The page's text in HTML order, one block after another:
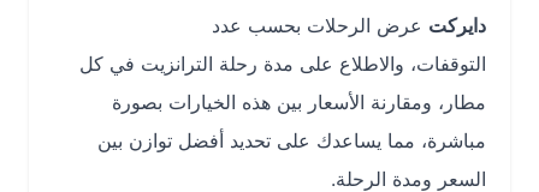
دايركتعرض الرحلات بحسب عدد
التوقفات، والاطلاع على مدة رحلة الترانزيت في كل
مطار، ومقارنة الأسعار بين هذه الخيارات بصورة
مباشرة، مما يساعدك على تحديد أفضل توازن بين
السعر ومدة الرحلة.